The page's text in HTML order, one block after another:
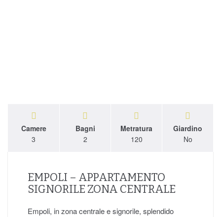
Camere
3
Bagni
2
Metratura
120
Giardino
No
EMPOLI – APPARTAMENTO
SIGNORILE ZONA CENTRALE
Empoli, in zona centrale e signorile, splendido